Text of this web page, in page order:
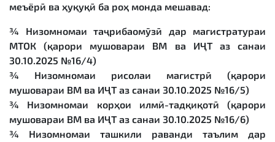
меъёрӣ ва ҳуқуқӣ ба роҳ монда мешавад:
¾ Низомномаи таҷрибаомӯзӣ дар магистратураи
МТОК (қарори мушовараи ВМ ва ИҶТ аз санаи
30.10.2025 №16/4)
¾ Низомномаи рисолаи магистрӣ (қарори
мушовараи ВМ ва ИҶТ аз санаи 30.10.2025 №16/5)
¾ Низомномаи корҳои илмӣ-тадқиқотӣ (қарори
мушовараи ВМ ва ИҶТ аз санаи 30.10.2025 №16/6)
¾ Низомномаи ташкили раванди таълим дар